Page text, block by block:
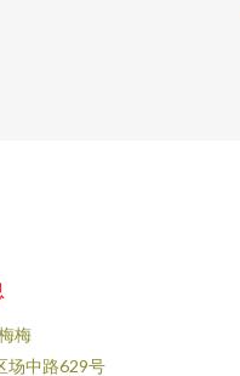
梅
场中路629号